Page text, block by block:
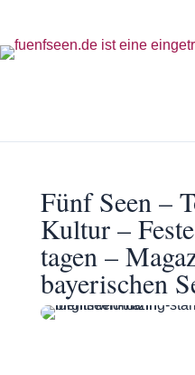
Fünf Seen –
Kultur –
tagen –
bayerischen